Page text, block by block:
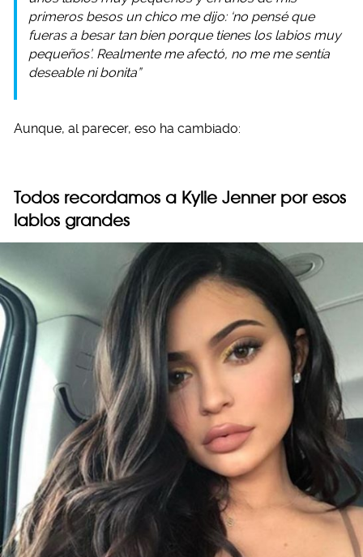
primeros besos un chico me dijo: ‘no pensé que
fueras a besar tan bien porque tienes los labios muy
pequeños’. Realmente me afectó, no me me sentía
deseable ni bonita”
Aunque, al parecer, eso ha cambiado:
Todos recordamos a Kylie Jenner por esos
labios grandes